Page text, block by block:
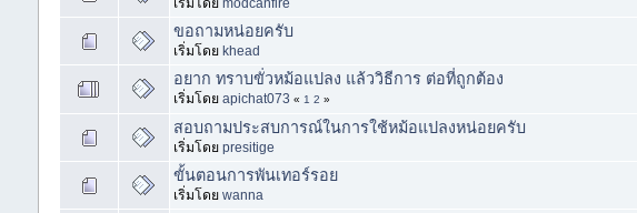
เริ่มโดย modcanfire
ขอถามหน่อยครับ
เริ่มโดย khead
อยาก ทราบขั่วหม้อแปลง แล้ววิธีการ ต่อที่ถูกต้อง
เริ่มโดย apichat073 « 1 2 »
สอบถามประสบการณ์ในการใช้หม้อแปลงหน่อยครับ
เริ่มโดย presitige
ขั้นตอนการพันเทอร์รอย
เริ่มโดย wanna